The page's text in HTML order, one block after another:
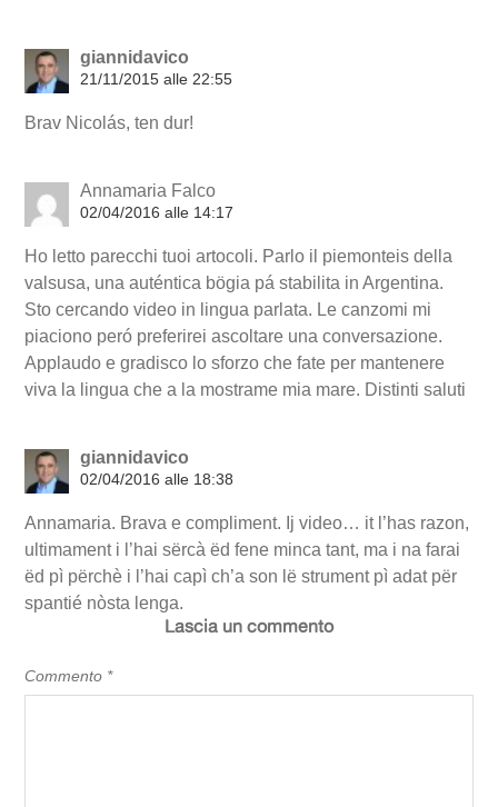
giannidavico
21/11/2015 alle 22:55
Brav Nicolás, ten dur!
Annamaria Falco
02/04/2016 alle 14:17
Ho letto parecchi tuoi artocoli. Parlo il piemonteis della
valsusa, una auténtica bögia pá stabilita in Argentina.
Sto cercando video in lingua parlata. Le canzomi mi
piaciono peró preferirei ascoltare una conversazione.
Applaudo e gradisco lo sforzo che fate per mantenere
viva la lingua che a la mostrame mia mare. Distinti saluti
giannidavico
02/04/2016 alle 18:38
Annamaria. Brava e compliment. Ij video… it l’has razon,
ultimament i l’hai sërcà ëd fene minca tant, ma i na farai
ëd pì përchè i l’hai capì ch’a son lë strument pì adat për
spantié nòsta lenga.
Lascia un commento
Commento *